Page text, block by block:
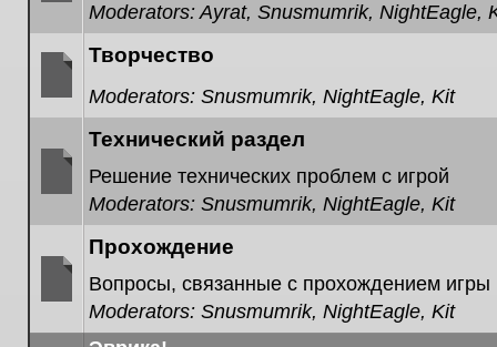
unread
posts
Moderators:Ayrat, Snusmumrik, NightEagle,
posts
Творчество
Moderators: Snusmumrik, NightEagle, Kit
unread
Технический раздел
Решение технических проблем с игрой
Moderators: Snusmumrik, NightEagle, Kit
unread
Прохождение
Вопросы, связанные с прохождением игры
Moderators: Snusmumrik, NightEagle, Kit